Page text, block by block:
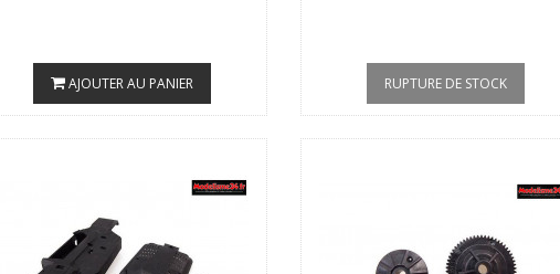
AJOUTER AU PANIER RUPTURE DE STOCK